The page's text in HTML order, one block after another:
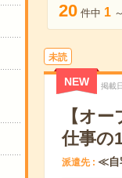
20 件中 1 ～
未読
NEW 掲載日
【オ
仕事の
派遣先 ≪自